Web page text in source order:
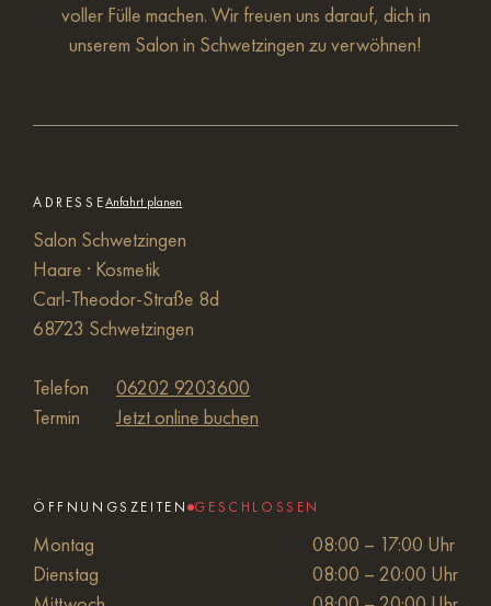
voller Fülle machen. Wir freuen uns darauf, dich in
unserem Salon in Schwetzingen zu verwöhnen!
ADRESSEAnfahrt planen
Salon Schwetzingen
Haare · Kosmetik
Carl-Theodor-Straße 8d
68723 Schwetzingen
Telefon
06202 9203600
Termin
Jetzt online buchen
ÖFFNUNGSZEITEN GESCHLOSSEN
Montag
08:00 – 17:00 Uhr
Dienstag
08:00 – 20:00 Uhr